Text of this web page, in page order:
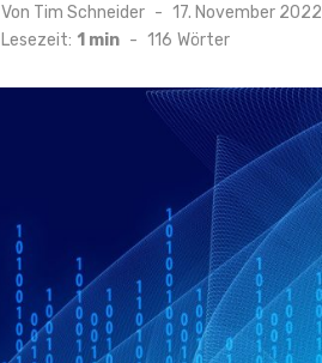
Von Tim Schneider
Veröffentlicht
am
17. November 2022
Lesezeit: 1 min - 116 Wörter